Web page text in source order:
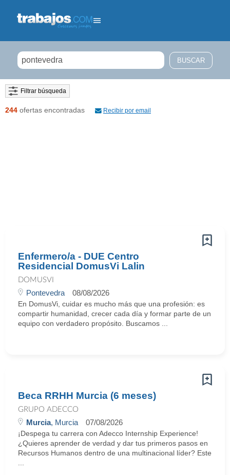
Filtrar búsqueda
244 ofertas encontradas Recibir por email
Enfermero/a - DUE Centro
Residencial DomusVi Lalin
DOMUSVI
Pontevedra 08/08/2026
En DomusVi, cuidar es mucho más que una profesión: es
compartir humanidad, crecer cada día y formar parte de un
equipo con verdadero propósito. Buscamos ...
Beca RRHH Murcia (6 meses)
GRUPO ADECCO
Murcia, Murcia 07/08/2026
¡Despega tu carrera con Adecco Internship Experience!
¿Quieres aprender de verdad y dar tus primeros pasos en
Recursos Humanos dentro de una multinacional líder? Este